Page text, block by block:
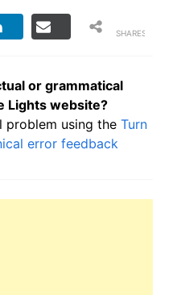
SHARES
or grammatical
Lights website?
problem using the Turn
error feedback